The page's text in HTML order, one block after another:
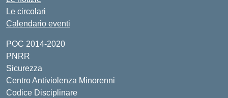
Le circolari
Calendario eventi
POC 2014-2020
PNRR
Sicurezza
Centro Antiviolenza Minorenni
Codice Disciplinare